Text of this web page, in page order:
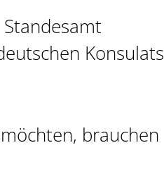
Konsulats
brauchen